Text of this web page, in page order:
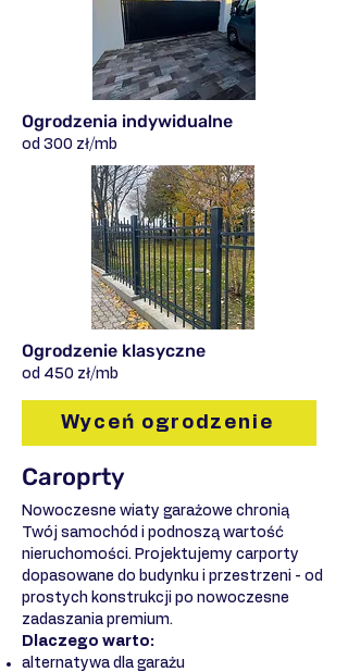
Ogrodzenia indywidualne
od 300 zł/mb
Ogrodzenie klasyczne
od 450 zł/mb
Wyceń ogrodzenie
Caroprty
Nowoczesne wiaty garażowe chronią
Twój samochód i podnoszą wartość
nieruchomości. Projektujemy carporty
dopasowane do budynku i przestrzeni - od
prostych konstrukcji po nowoczesne
zadaszania premium.
Dlaczego warto:
alternatywa dla garażu